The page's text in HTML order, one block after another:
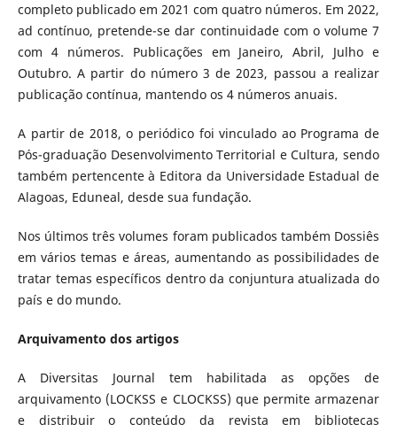
completo publicado em 2021 com quatro números. Em 2022,
ad contínuo, pretende-se dar continuidade com o volume 7
com 4 números. Publicações em Janeiro, Abril, Julho e
Outubro. A partir do número 3 de 2023, passou a realizar
publicação contínua, mantendo os 4 números anuais.
A partir de 2018, o periódico foi vinculado ao Programa de
Pós-graduação Desenvolvimento Territorial e Cultura, sendo
também pertencente à Editora da Universidade Estadual de
Alagoas, Eduneal, desde sua fundação.
Nos últimos três volumes foram publicados também Dossiês
em vários temas e áreas, aumentando as possibilidades de
tratar temas específicos dentro da conjuntura atualizada do
país e do mundo.
Arquivamento dos artigos
A Diversitas Journal tem habilitada as opções de
arquivamento (LOCKSS e CLOCKSS) que permite armazenar
e distribuir o conteúdo da revista em bibliotecas